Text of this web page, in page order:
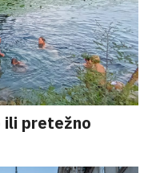
ili pretežno